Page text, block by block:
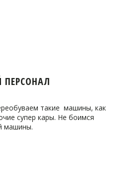
такие машины, как
супер кары. Не боимся
машины.